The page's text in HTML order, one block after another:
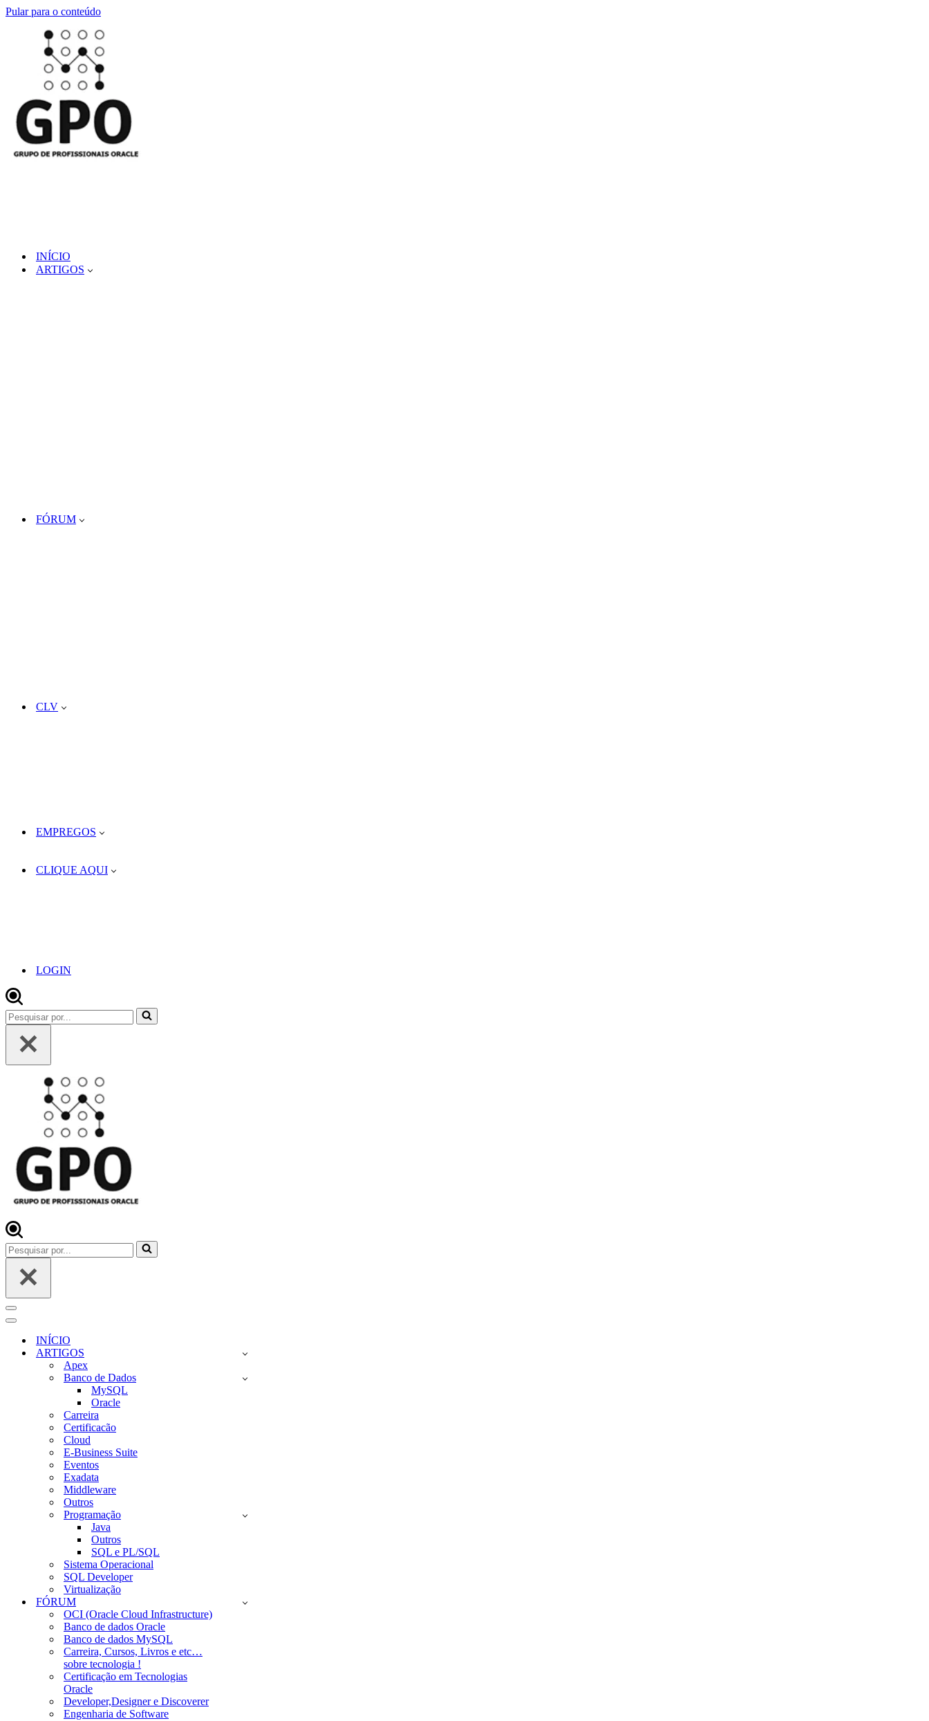
Pular para o conteúdo
INÍCIO
ARTIGOS
FÓRUM
CLV
EMPREGOS
CLIQUE AQUI
LOGIN
Pesquisar
por...
Pesquisar
por...
Menu
de
navegação
Menu
navegaçãoINÍCIO
ARTIGOS
Apex
Banco de Dados
MySQL
Oracle
Carreira
Certificacão
Cloud
E-Business Suite
Eventos
Exadata
Middleware
Outros
Programação
Java
Outros
SQL e PL/SQL
Sistema Operacional
SQL Developer
Virtualização
FÓRUM
OCI (Oracle Cloud Infrastructure)
Banco de dados Oracle
Banco de dados MySQL
Carreira, Cursos, Livros e etc…
sobre tecnologia !
Certificação em Tecnologias
Oracle
Developer,Designer e Discoverer
Engenharia de Software